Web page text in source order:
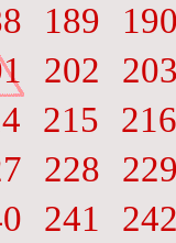
189
202
215
216
228
241